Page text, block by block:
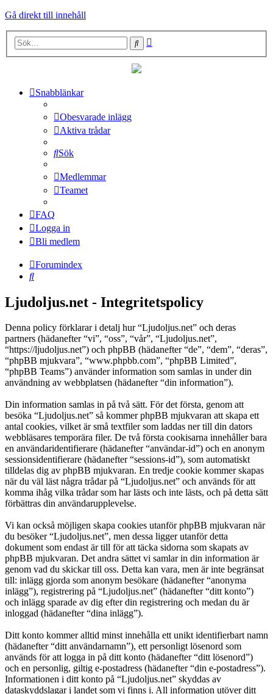
Gå direkt till innehåll
Sök
Snabblänkar
Obesvarade inlägg
Aktiva trådar
Sök
Medlemmar
Teamet
FAQ
Logga in
Bli medlem
Forumindex
Sök
Ljudoljus.net - Integritetspolicy
Denna policy förklarar i detalj hur “Ljudoljus.net” och deras
partners (hädanefter “vi”, “oss”, “vår”, “Ljudoljus.net”,
“https://ljudoljus.net”) och phpBB (hädanefter “de”, “dem”, “deras”,
“phpBB mjukvara”, “www.phpbb.com”, “phpBB Limited”,
“phpBB Teams”) använder information som samlas in under din
användning av webbplatsen (hädanefter “din information”).
Din information samlas in på två sätt. För det första, genom att
besöka “Ljudoljus.net” så kommer phpBB mjukvaran att skapa ett
antal cookies, vilket är små textfiler som laddas ner till din dators
webbläsares temporära filer. De två första cookisarna innehåller bara
en användaridentifierare (hädanefter “användar-id”) och en anonym
sessionsidentifierare (hädanefter “sessions-id”), som automatiskt
tilldelas dig av phpBB mjukvaran. En tredje cookie kommer skapas
när du väl läst några trådar på “Ljudoljus.net” och används för att
komma ihåg vilka trådar som har lästs och inte lästs, och på detta sätt
förbättras din användarupplevelse.
Vi kan också möjligen skapa cookies utanför phpBB mjukvaran när
du besöker “Ljudoljus.net”, men dessa ligger utanför detta
dokument som endast är till för att täcka sidorna som skapats av
phpBB mjukvaran. Det andra sättet vi samlar in din information är
genom vad du skickar till oss. Detta kan vara, men är inte begränsat
till: inlägg gjorda som anonym besökare (hädanefter “anonyma
inlägg”), registrering på “Ljudoljus.net” (hädanefter “ditt konto”)
och inlägg sparade av dig efter din registrering och medan du är
inloggad (hädanefter “dina inlägg”).
Ditt konto kommer alltid minst innehålla ett unikt identifierbart namn
(hädanefter “ditt användarnamn”), ett personligt lösenord som
används för att logga in på ditt konto (hädanefter “ditt lösenord”)
och en personlig, giltig e-postadress (hädanefter “din e-postadress”).
Informationen i ditt konto på “Ljudoljus.net” skyddas av
dataskyddslagar i landet som vi finns i. All information utöver ditt